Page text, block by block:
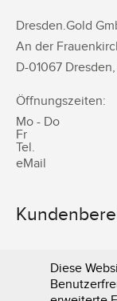
Dresden.Gold
An der
D-01067 Dresden,
Öffnungszeiten:
Mo - Do
Fr
Tel.
eMail
Diese